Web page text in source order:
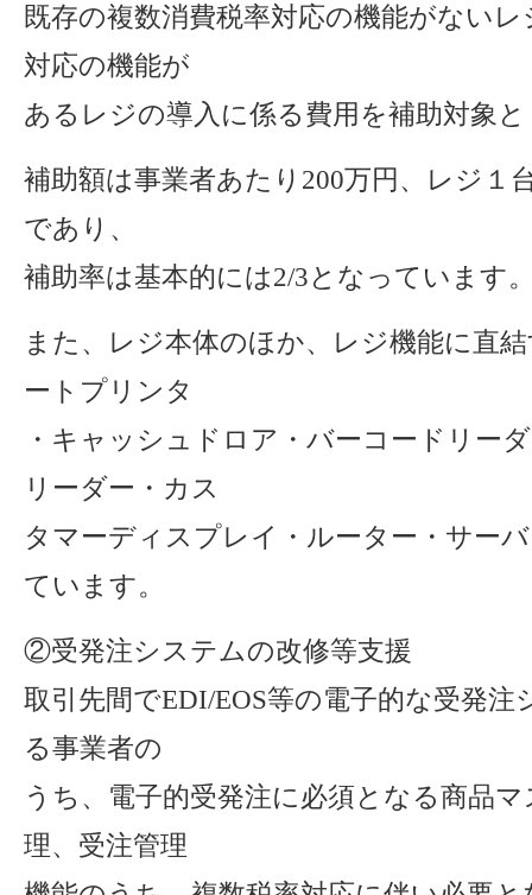
既存の複数消費税率対応の機能がない
対応の機能が
あるレジの導入に係る費用を補助対象
補助額は事業者あたり200万円、レジ１
であり、
補助率は基本的には2/3となっています
また、レジ本体のほか、レジ機能に直
ートプリンタ
・キャッシュドロア・バーコードリー
リーダー・カス
タマーディスプレイ・ルーター・サー
ています。
②受発注システムの改修等支援
取引先間でEDI/EOS等の電子的な受発
る事業者の
うち、電子的受発注に必須となる商品
理、受注管理